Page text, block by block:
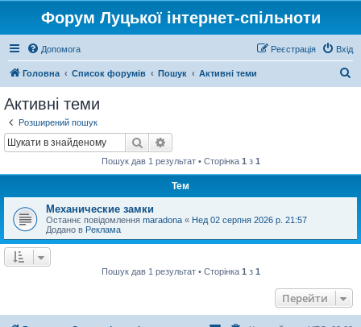
Форум Луцької інтернет-спільноти
Допомога Вхід
Реєстрація
Головна Список форумів Пошук Активні теми
Активні теми
Розширений пошук
Пошук
Пошук дав 1 результат • Сторінка 1 з 1
Тем
Механические замки
Останнє повідомлення maradona « Нед 02 серпня 2026 р. 21:57
Додано в Реклама
Пошук дав 1 результат • Сторінка 1 з 1
Перейти